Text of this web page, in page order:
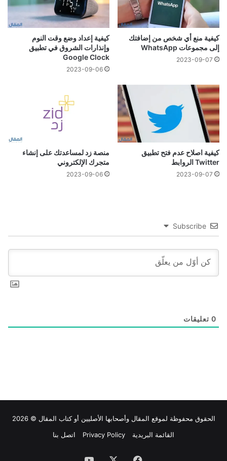
كيفية منع أي شخص من إضافتك
إلى مجموعات WhatsApp
2023-09-07
كيفية إعداد وضع وقت النوم
وإنذارات الشروق في تطبيق
Google Clock
2023-09-06
كيفية اصلاح عدم فتح تطبيق
Twitter الروابط
2023-09-07
منصة زد لمساعدتك على إنشاء
متجرك الإلكتروني
2023-09-06
Subscribe
0 تعليقات
الحقوق محفوظة لموقع المقال وأصحابها الأصليين أو كتاب المقال © 2026
القائمة البريدية
Privacy Policy اتصل بنا